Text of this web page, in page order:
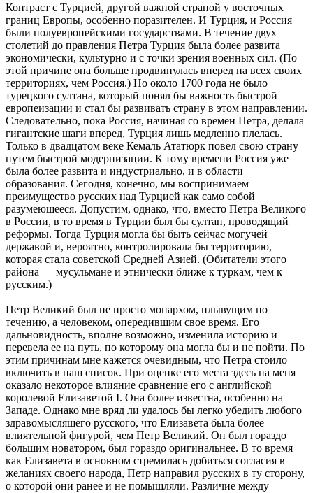
Контраст с Турцией, другой важной страной у восточных
границ Европы, особенно поразителен. И Турция, и Россия
были полуевропейскими государствами. В течение двух
столетий до правления Петра Турция была более развита
экономически, культурно и с точки зрения военных сил. (По
этой причине она больше продвинулась вперед на всех своих
территориях, чем Россия.) Но около 1700 года не было
турецкого султана, который понял бы важность быстрой
европеизации и стал бы развивать страну в этом направлении.
Следовательно, пока Россия, начиная со времен Петра, делала
гигантские шаги вперед, Турция лишь медленно плелась.
Только в двадцатом веке Кемаль Ататюрк повел свою страну
путем быстрой модернизации. К тому времени Россия уже
была более развита и индустриально, и в области
образования. Сегодня, конечно, мы воспринимаем
преимущество русских над Турцией как само собой
разумеющееся. Допустим, однако, что, вместо Петра Великого
в России, в то время в Турции был бы султан, проводящий
реформы. Тогда Турция могла бы быть сейчас могучей
державой и, вероятно, контролировала бы территорию,
которая стала советской Средней Азией. (Обитатели этого
района — мусульмане и этнически ближе к туркам, чем к
русским.)
Петр Великий был не просто монархом, плывущим по
течению, а человеком, опередившим свое время. Его
дальновидность, вполне возможно, изменила историю и
перевела ее на путь, по которому она могла бы и не пойти. По
этим причинам мне кажется очевидным, что Петра стоило
включить в наш список. При оценке его места здесь на меня
оказало некоторое влияние сравнение его с английской
королевой Елизаветой I. Она более известна, особенно на
Западе. Однако мне вряд ли удалось бы легко убедить любого
здравомыслящего русского, что Елизавета была более
влиятельной фигурой, чем Петр Великий. Он был гораздо
большим новатором, был гораздо оригинальнее. В то время
как Елизавета в основном стремилась добиться согласия в
желаниях своего народа, Петр направил русских в ту сторону,
о которой они ранее и не помышляли. Различие между